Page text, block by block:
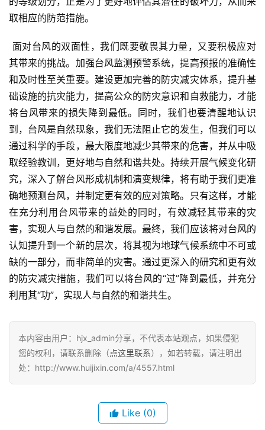
取相应的防范措施。
其带来的挑战。加强台风监测预警系统，提高预报的准确性
和及时性至关重要。建设更加完善的防灾减灾体系，提升基
础设施的抗灾能力，提高公众的防灾意识和自救能力，才能
将台风带来的损失降到最低。同时，我们也要清醒地认识
到，台风是自然现象，我们无法阻止它的发生，但我们可以
通过科学的手段，最大限度地减少其带来的危害，并从中吸
取经验教训，更好地与自然和谐共处。持续开展气候变化研
究，深入了解台风形成机制和演变规律，将有助于我们更准
确地预测台风，并制定更有效的应对策略。只有这样，才能
在充分利用台风带来的益处的同时，有效减轻其带来的灾
害，实现人与自然的和谐发展。最终，我们应该将对台风的
认知提升到一个新的层次，将其视为地球气候系统中不可或
缺的一部分，而非简单的灾害。通过更深入的研究和更有效
的防灾减灾措施，我们可以将台风的“过”降到最低，并充分
利用其“功”，实现人与自然的和谐共生。
本内容由用户：hjx_admin分享，不代表本站观点，如果侵犯
您的权利，请联系删除（点这里联系），如若转载，请注明出
处：http://www.huijixin.com/a/4557.html
Like (0)